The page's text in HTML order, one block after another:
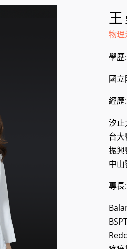
物
學歷:
國
經歷:
汐
台
振
中
專長: